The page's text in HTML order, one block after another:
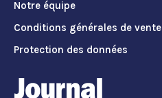
Notre équipe
Conditions générales de vente
Protection des données